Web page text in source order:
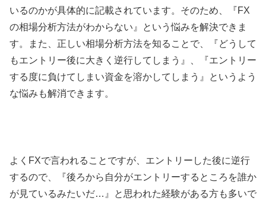
いるのかが具体的に記載されています。そのため、『FX
の相場分析方法がわからない』という悩みを解決できま
す。また、正しい相場分析方法を知ることで、『どうして
もエントリー後に大きく逆行してしまう』、『エントリー
する度に負けてしまい資金を溶かしてしまう』というよう
な悩みも解消できます。
よく FXで言われることですが、エントリーした後に逆行
するので、『後ろから自分がエントリーするところを誰か
が見ているみたいだ… 』と思われた経験がある方も多いで